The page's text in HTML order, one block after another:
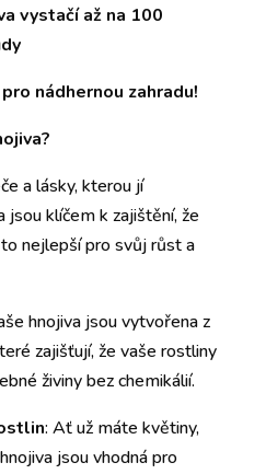
vystačí až na 100
nádhernou zahradu!
a lásky, kterou jí
jsou klíčem k zajištění, že
nejlepší pro svůj růst a
hnojiva jsou vytvořena z
zajišťují, že vaše rostliny
živiny bez chemikálií.
: Ať už máte květiny,
jsou vhodná pro